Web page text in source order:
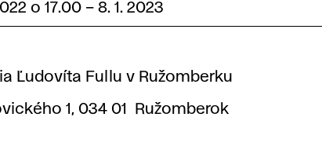
o 17.00 –8. 1. 2023
Ľudovíta Fullu v Ružomberku
1, 034 01 Ružomberok